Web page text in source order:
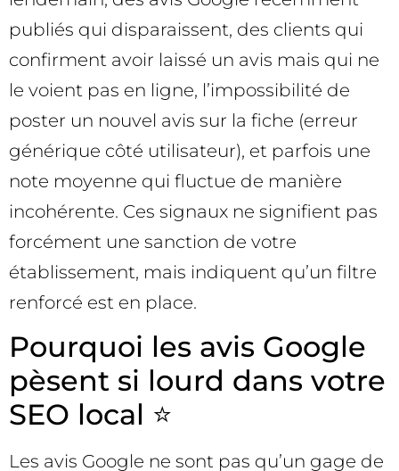
publiés qui disparaissent, des clients qui
confirment avoir laissé un avis mais qui ne
le voient pas en ligne, l’impossibilité de
poster un nouvel avis sur la fiche (erreur
générique côté utilisateur), et parfois une
note moyenne qui fluctue de manière
incohérente. Ces signaux ne signifient pas
forcément une sanction de votre
établissement, mais indiquent qu’un filtre
renforcé est en place.
Pourquoi les avis Google
pèsent si lourd dans votre
SEO local ⭐
Les avis Google ne sont pas qu’un gage de